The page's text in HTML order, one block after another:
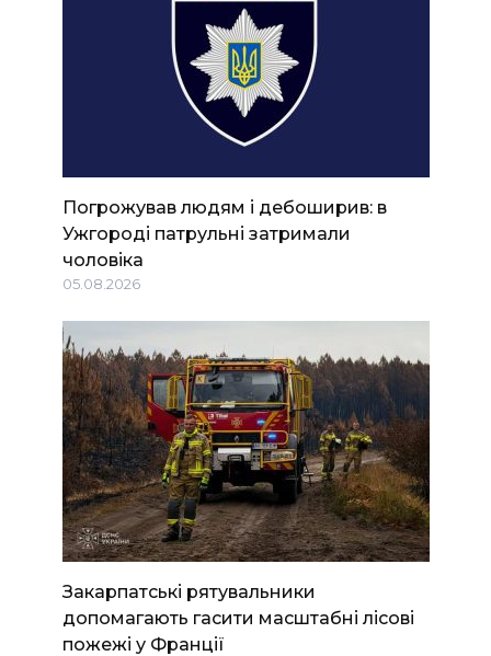
Погрожував людям і дебоширив: в
Ужгороді патрульні затримали
чоловіка
05.08.2026
Закарпатські рятувальники
допомагають гасити масштабні лісові
пожежі у Франції